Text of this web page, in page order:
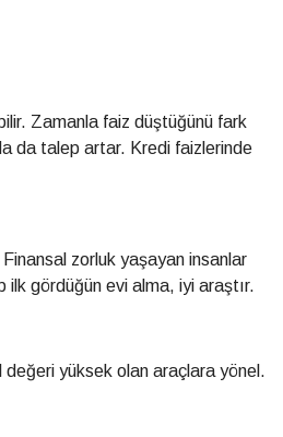
Zamanla faiz düştüğünü fark
da talep artar. Kredi faizlerinde
zorluk yaşayan insanlar
ilk gördüğün evi alma, iyi araştır.
değeri yüksek olan araçlara yönel.